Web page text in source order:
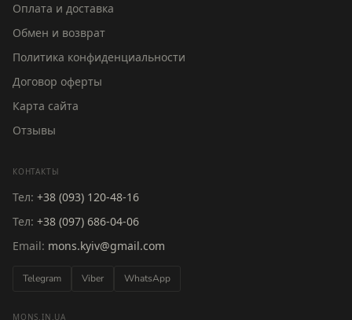
Оплата и доставка
Обмен и возврат
Политика конфиденциальности
Договор оферты
Карта сайта
Отзывы
КОНТАКТЫ
Тел: +38 (093) 120-48-16
Тел: +38 (097) 686-04-06
Email: mons.kyiv@gmail.com
Telegram Viber WhatsApp
MONS.IN.UA